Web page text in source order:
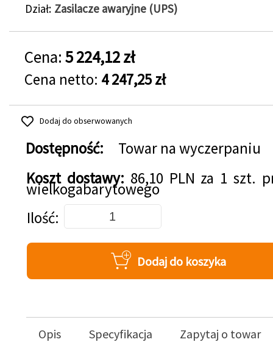
Dział Zasilacze awaryjne (UPS)
Cena: 5 224,12 zł
Cena netto: 4 247,25 zł
Dodaj do obserwowanych
Dostępność:
Towar na wyczerpaniu
Koszt dostawy: 86,10 PLN za 1 szt.
wielkogabarytowego
Dodaj do koszyka
Ilość
Dodaj do koszyka
Opis Specyfikacja Zapytaj o towar